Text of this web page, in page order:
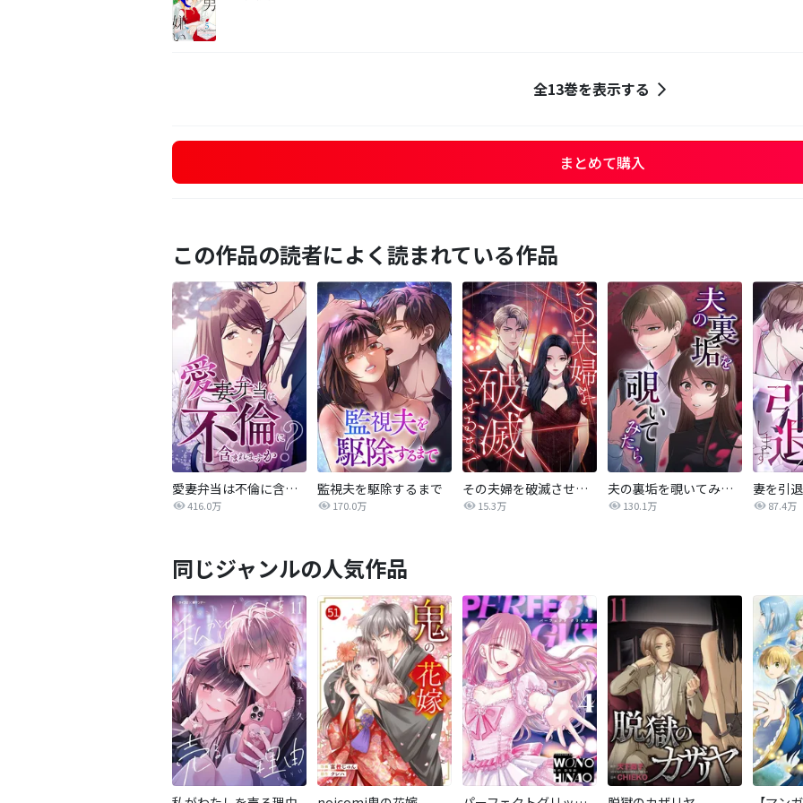
全13巻を表示する
まとめて購入
この作品の読者によく読まれている作品
愛妻弁当は不倫に含まれますか？
416.0万
監視夫を駆除するまで
170.0万
その夫婦を破滅させるまで
15.3万
夫の裏垢を覗いてみたら
130.1万
妻を引
87.4万
同じジャンルの人気作品